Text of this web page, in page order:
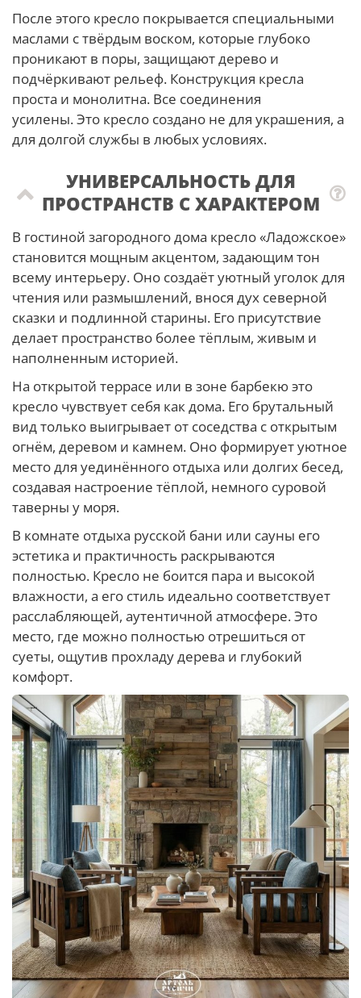
После этого кресло покрывается специальными
маслами с твёрдым воском, которые глубоко
проникают в поры, защищают дерево и
подчёркивают рельеф. Конструкция кресла
проста и монолитна. Все соединения
усилены. Это кресло создано не для украшения, а
для долгой службы в любых условиях.
УНИВЕРСАЛЬНОСТЬ ДЛЯ
ПРОСТРАНСТВ С ХАРАКТЕРОМ
В гостиной загородного дома кресло «Ладожское»
становится мощным акцентом, задающим тон
всему интерьеру. Оно создаёт уютный уголок для
чтения или размышлений, внося дух северной
сказки и подлинной старины. Его присутствие
делает пространство более тёплым, живым и
наполненным историей.
На открытой террасе или в зоне барбекю это
кресло чувствует себя как дома. Его брутальный
вид только выигрывает от соседства с открытым
огнём, деревом и камнем. Оно формирует уютное
место для уединённого отдыха или долгих бесед,
создавая настроение тёплой, немного суровой
таверны у моря.
В комнате отдыха русской бани или сауны его
эстетика и практичность раскрываются
полностью. Кресло не боится пара и высокой
влажности, а его стиль идеально соответствует
расслабляющей, аутентичной атмосфере. Это
место, где можно полностью отрешиться от
суеты, ощутив прохладу дерева и глубокий
комфорт.